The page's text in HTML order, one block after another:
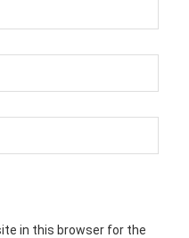
in this browser for the